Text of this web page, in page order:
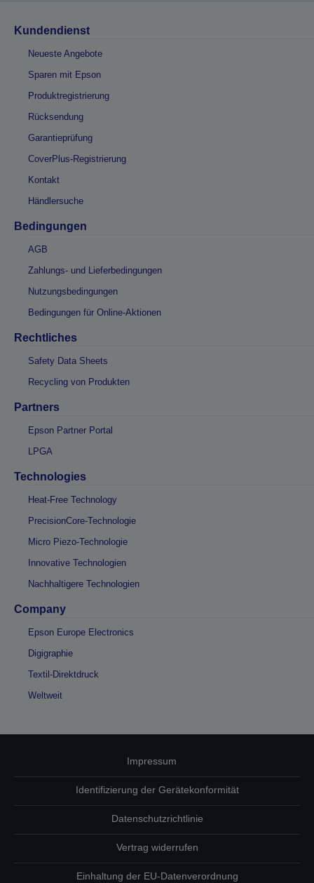
Kundendienst
Neueste Angebote
Sparen mit Epson
Produktregistrierung
Rücksendung
Garantieprüfung
CoverPlus-Registrierung
Kontakt
Händlersuche
Bedingungen
AGB
Zahlungs- und Lieferbedingungen
Nutzungsbedingungen
Bedingungen für Online-Aktionen
Rechtliches
Safety Data Sheets
Recycling von Produkten
Partners
Epson Partner Portal
LPGA
Technologies
Heat-Free Technology
PrecisionCore-Technologie
Micro Piezo-Technologie
Innovative Technologien
Nachhaltigere Technologien
Company
Epson Europe Electronics
Digigraphie
Textil-Direktdruck
Weltweit
Impressum
Identifizierung der Gerätekonformität
Datenschutzrichtlinie
Vertrag widerrufen
Einhaltung der EU-Datenverordnung